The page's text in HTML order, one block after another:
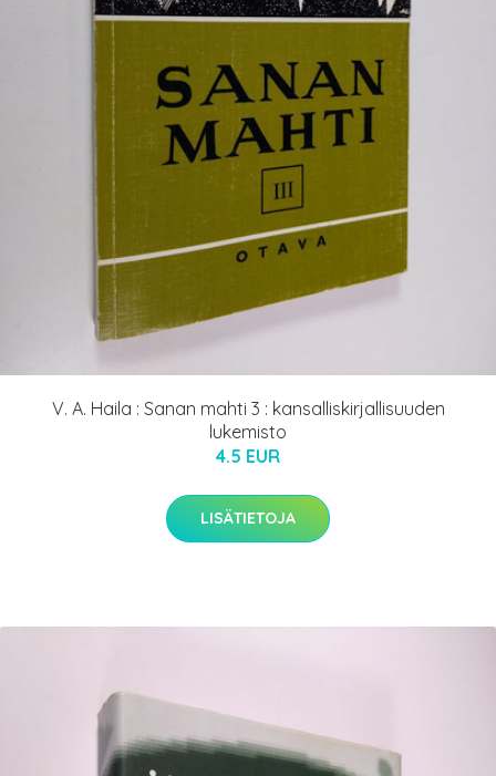
V. A. Haila : Sanan mahti 3 : kansalliskirjallisuuden
lukemisto
4.5 EUR
LISÄTIETOJA